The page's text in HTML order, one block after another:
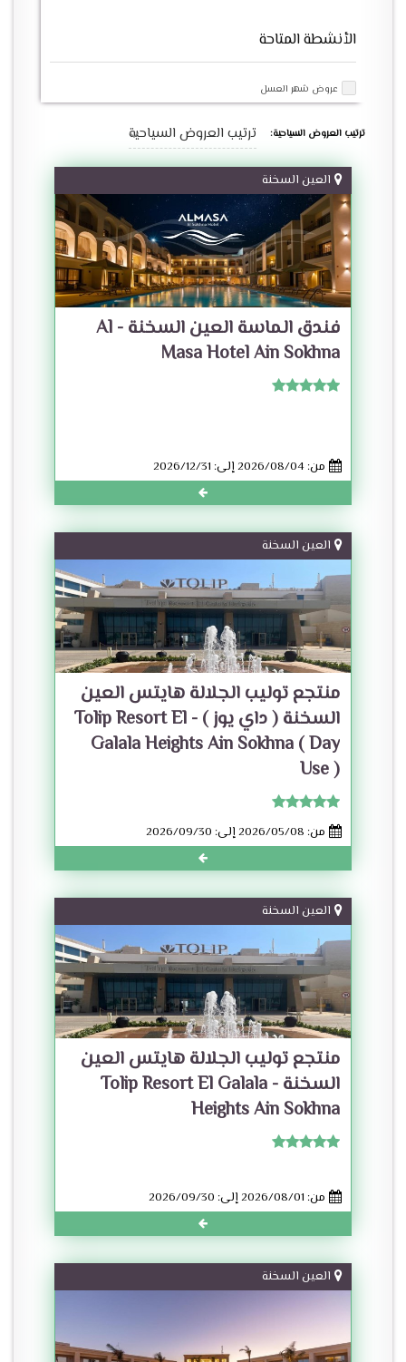
الأنشطة المتاحة
عروض شهر العسل
ترتيب العروض السياحية: ترتيب العروض السياحية
العين السخنة
فندق الماسة العين السخنة - Al
Masa Hotel Ain Sokhna
من: 2026/08/04 إلى: 2026/12/31
العين السخنة
منتجع توليب الجلالة هايتس العين
السخنة ( داي يوز ) - Tolip Resort El
Galala Heights Ain Sokhna ( Day
Use )
من: 2026/05/08 إلى: 2026/09/30
العين السخنة
منتجع توليب الجلالة هايتس العين
السخنة - Tolip Resort El Galala
Heights Ain Sokhna
من: 2026/08/01 إلى: 2026/09/30
العين السخنة